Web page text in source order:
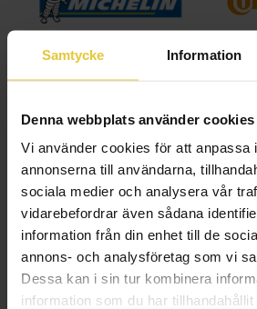
Samtycke Information
Denna webbplats använder cookies
Vi använder cookies för att anpassa
annonserna till användarna,
sociala medier och analysera vår
vidarebefordrar även sådana
information från din enhet till de
annons- och analysföretag som vi
Dessa kan i sin tur kombinera
information som du har